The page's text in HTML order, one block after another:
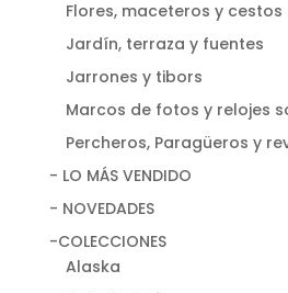
Flores, maceteros y cestos
Jardín, terraza y fuentes
Jarrones y tibors
Marcos de fotos y relojes
Percheros, Paragüeros y
- LO MÁS VENDIDO
- NOVEDADES
-COLECCIONES
Alaska